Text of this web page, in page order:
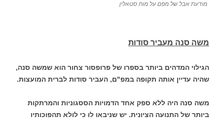
מודעת אבל של מפם על מות סטאלין
משה סנה מעביר סודות
הגילוי המדהים ביותר בספרו של פרופסור צחור הוא שמשה סנה,
שהיה עדיין אותה תקופה במפ"ם, העביר סודות לברית המועצות.
משה סנה היה ללא ספק אחד הדמויות הססגוניות והמרתקות
ביותר של התנועה הציונית. יש שניבאו לו כי לולא תהפוכותיו